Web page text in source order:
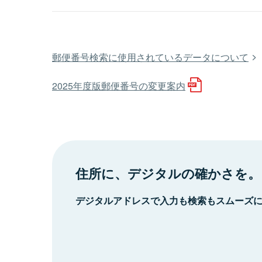
郵便番号検索に使用されているデータについて
2025年度版郵便番号の変更案内
住所に、デジタルの確かさを。
デジタルアドレスで入力も検索もスムーズ